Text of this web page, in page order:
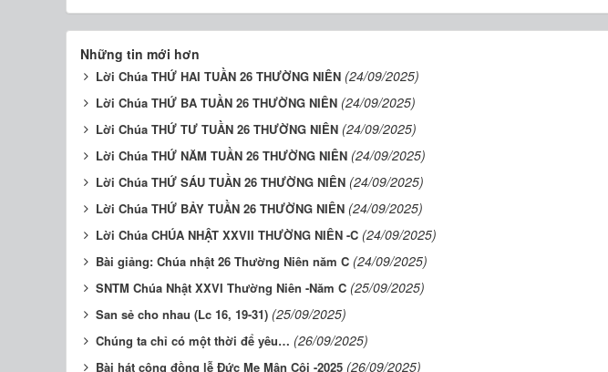
Những tin mới hơn
Lời Chúa THỨ HAI TUẦN 26 THƯỜNG NIÊN (24/09/2025)
Lời Chúa THỨ BA TUẦN 26 THƯỜNG NIÊN (24/09/2025)
Lời Chúa THỨ TƯ TUẦN 26 THƯỜNG NIÊN (24/09/2025)
Lời Chúa THỨ NĂM TUẦN 26 THƯỜNG NIÊN (24/09/2025)
Lời Chúa THỨ SÁU TUẦN 26 THƯỜNG NIÊN (24/09/2025)
Lời Chúa THỨ BẢY TUẦN 26 THƯỜNG NIÊN (24/09/2025)
Lời Chúa CHÚA NHẬT XXVII THƯỜNG NIÊN -C (24/09/2025)
Bài giảng: Chúa nhật 26 Thường Niên năm C (24/09/2025)
SNTM Chúa Nhật XXVI Thường Niên -Năm C (25/09/2025)
San sẻ cho nhau (Lc 16, 19-31) (25/09/2025)
Chúng ta chỉ có một thời để yêu… (26/09/2025)
Bài hát cộng đồng lễ Đức Mẹ Mân Côi -2025 (26/09/2025)